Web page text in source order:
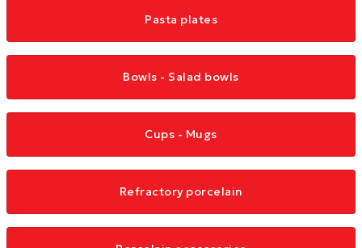
Pasta plates
Bowls - Salad bowls
Cups - Mugs
Refractory porcelain